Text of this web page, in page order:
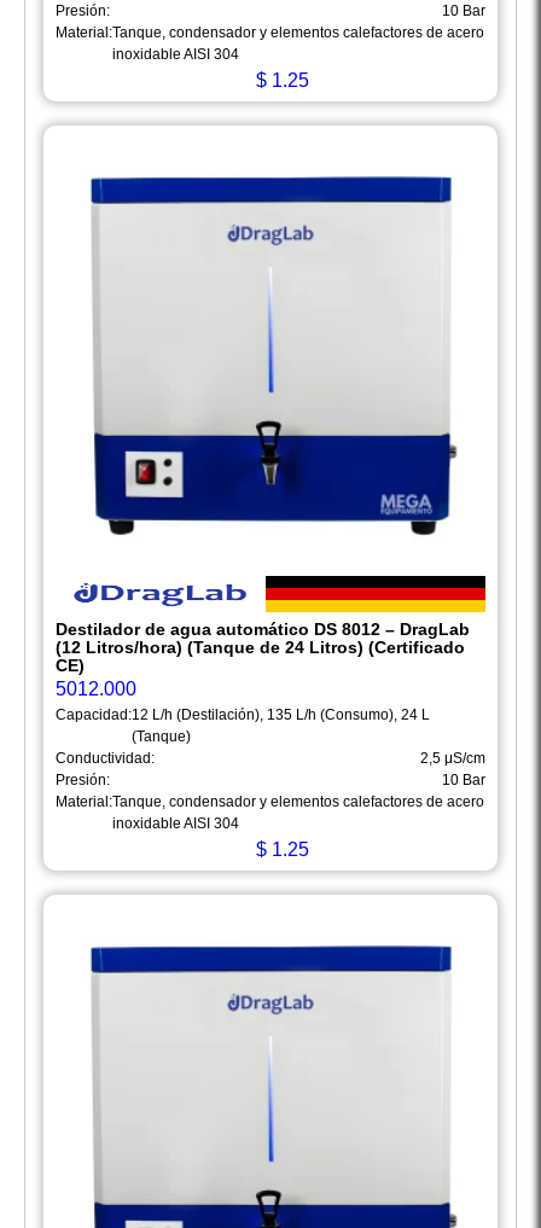
Presión:
10 Bar
Material:Tanque, condensador y elementos calefactores de acero
inoxidable AISI 304
$ 1.25
Destilador de agua automático DS 8012 – DragLab
(12 Litros/hora) (Tanque de 24 Litros) (Certificado
CE)
5012.000
Capacidad:12 L/h (Destilación), 135 L/h (Consumo), 24 L
(Tanque)
Conductividad:
2,5 μS/cm
Presión:
10 Bar
Material:Tanque, condensador y elementos calefactores de acero
inoxidable AISI 304
$ 1.25